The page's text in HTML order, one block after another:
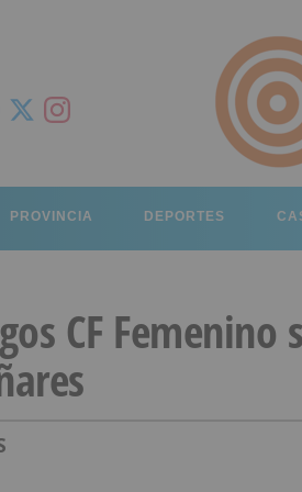
PROVINCIA DEPORTES
CF